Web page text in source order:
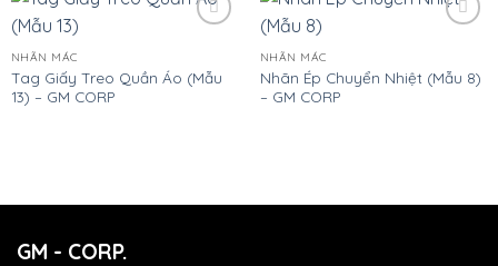
wishlist
NHÃN MÁC
Tag Giấy Treo Quần Áo (Mẫu
13) – GM CORP
wishlist
NHÃN MÁC
Nhãn Ép Chuyển Nhiệt (Mẫu 8)
– GM CORP
GM - CORP.